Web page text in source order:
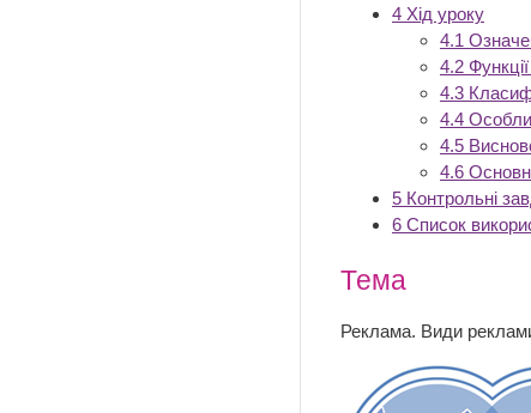
4 Хід уроку
4.1
4.2
4.3
4.4
4.5
4.6
5 Контрольні
6 Список
Тема
Реклама. Види